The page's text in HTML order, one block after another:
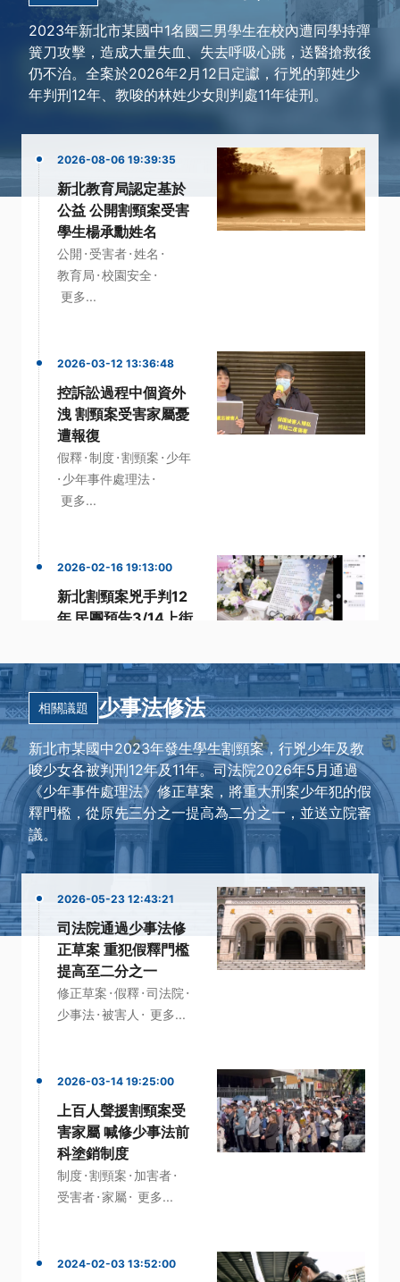
2023年新北市某國中1名國三男學生在校內遭同學持彈
簧刀攻擊，造成大量失血、失去呼吸心跳，送醫搶救後
仍不治。全案於2026年2月12日定讞，行兇的郭姓少
年判刑12年、教唆的林姓少女則判處11年徒刑。
2026-08-06 19:39:35
新北教育局認定基於
公益 公開割頸案受害
學生楊承勳姓名
公開 · 受害者·姓名 ·
教育局 ·校園安全 ·
更多...
2026-03-12 13:36:48
控訴訟過程中個資外
洩 割頸案受害家屬憂
遭報復
假釋·制度·割頸案 · 少年
· 少年事件處理法·
更多...
2026-02-16 19:13:00
新北割頸案兇手判12
年 民團預告3/14上街
少事法·少年·
少年事件處理法·
新北國中生割頸案·預告
·更多...
相關議題 少事法修法
新北市某國中2023年發生學生割頸案，行兇少年及教
唆少女各被判刑12年及11年。司法院2026年5月通過
《少年事件處理法》修正草案，將重大刑案少年犯的假
釋門檻，從原先三分之一提高為二分之一，並送立院審
議。
2026-05-23 12:43:21
司法院通過少事法修
正草案 重犯假釋門檻
提高至二分之一
修正草案 ·假釋·司法院 ·
少事法·被害人 · 更多...
2026-03-14 19:25:00
上百人聲援割頸案受
害家屬 喊修少事法前
科塗銷制度
制度·割頸案 · 加害者·
受害者·家屬· 更多...
2024-02-03 13:52:00